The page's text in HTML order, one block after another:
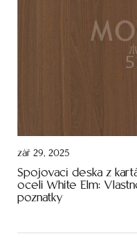
zář 29, 2025
Spojovací deska z
oceli White Elm:
poznatky